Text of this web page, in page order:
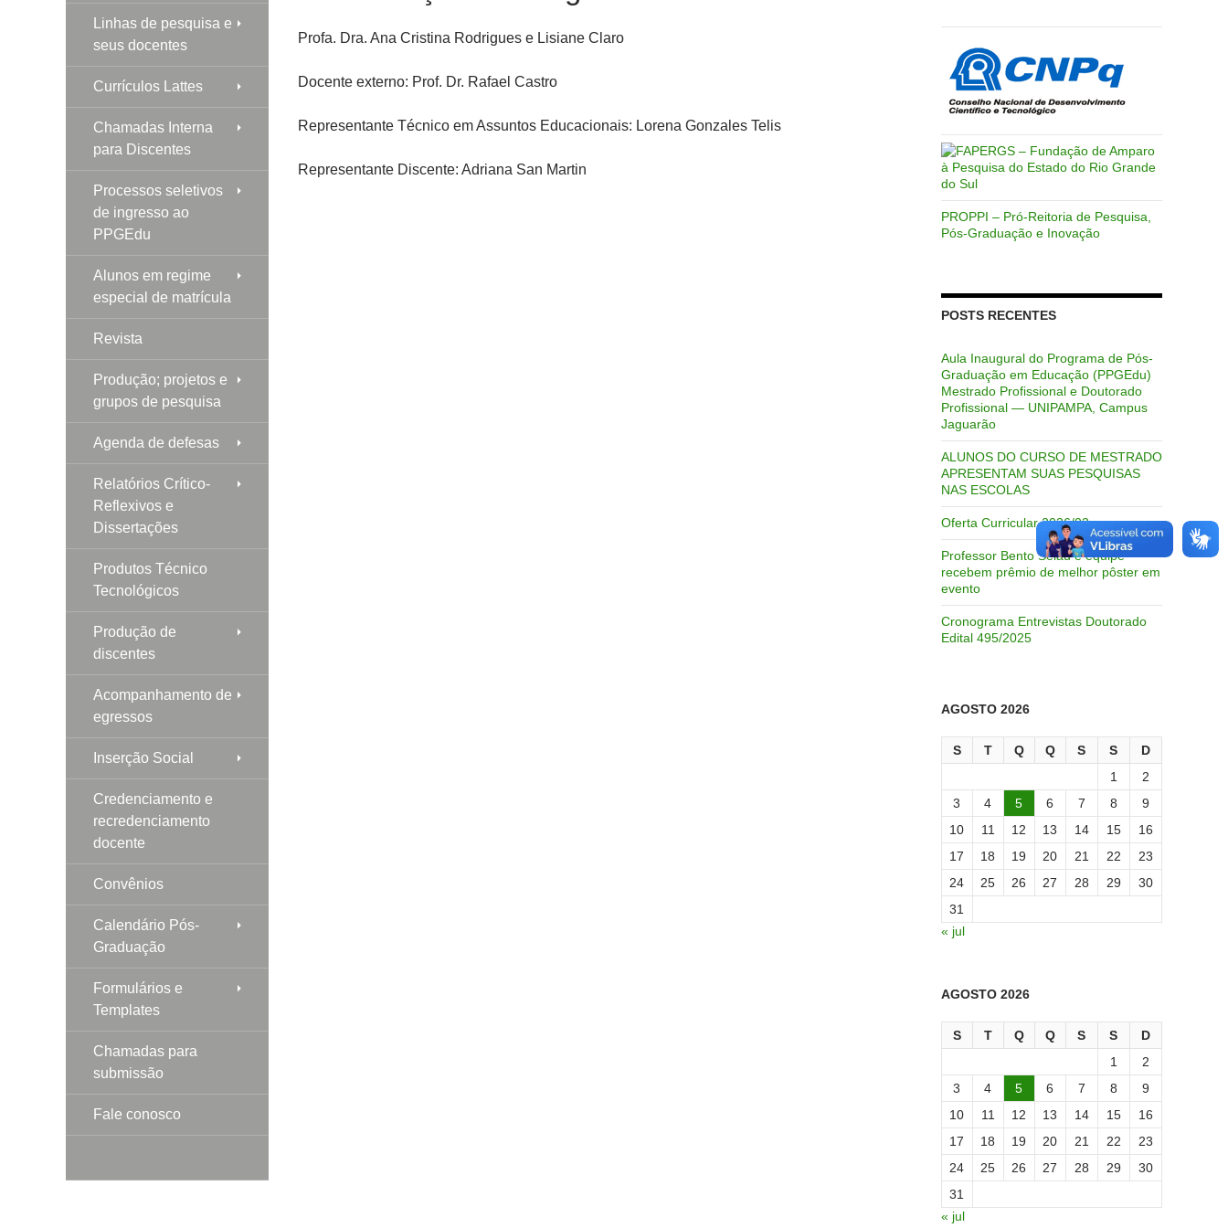
Profa. Dra. Ana Cristina Rodrigues e Lisiane Claro
Docente externo: Prof. Dr. Rafael Castro
Representante Técnico em Assuntos Educacionais: Lorena Gonzales Telis
Representante Discente: Adriana San Martin
PROPPI – Pró-Reitoria de Pesquisa,
Pós-Graduação e Inovação
POSTS RECENTES
Aula Inaugural do Programa de Pós-
Graduação em Educação (PPGEdu)
Mestrado Profissional e Doutorado
Profissional — UNIPAMPA, Campus
Jaguarão
ALUNOS DO CURSO DE MESTRADO
APRESENTAM SUAS PESQUISAS
NAS ESCOLAS
Oferta Curricular 2026/02
Professor Bento Selau e equipe
recebem prêmio de melhor pôster em
evento
Cronograma Entrevistas Doutorado
Edital 495/2025
AGOSTO 2026
S T Q Q S S
D
1
2
3
4 5 6 7 8
9
10
11 12 13 14 15
16
17
18 19 20 21 22
23
24
25 26 27 28 29
30
31
« jul
AGOSTO 2026
S T Q Q S S
D
1
2
3
4 5 6 7 8
9
10
11 12 13 14 15
16
17
18 19 20 21 22
23
24
25 26 27 28 29
30
31
« jul
Linhas de pesquisa e
seus docentes
Currículos Lattes
Chamadas Interna
para Discentes
Processos seletivos
de ingresso ao
PPGEdu
Alunos em regime
especial de matrícula
Revista
Produção; projetos e
grupos de pesquisa
Agenda de defesas
Relatórios Crítico-
Reflexivos e
Dissertações
Produtos Técnico
Tecnológicos
Produção de
discentes
Acompanhamento de
egressos
Inserção Social
Credenciamento e
recredenciamento
docente
Convênios
Calendário Pós-
Graduação
Formulários e
Templates
Chamadas para
submissão
Fale conosco